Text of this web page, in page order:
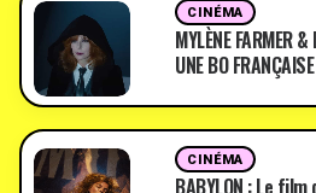
CINÉMA
MYLÈNE FARMER
UNE BO
CINÉMA
BABYLON : Le